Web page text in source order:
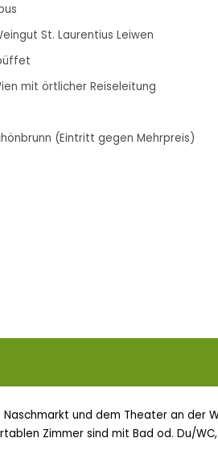
St. Laurentius Leiwen
mit örtlicher Reiseleitung
(Eintritt gegen Mehrpreis)
Naschmarkt und dem Theater an
Zimmer sind mit Bad od. Du/